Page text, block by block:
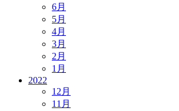
6月
5月
4月
3月
2月
1月
2022
12月
11月